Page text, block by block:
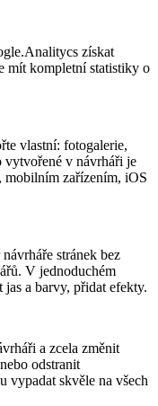
získat
mít kompletní statistiky o
vlastní: fotogalerie,
v návrháři je
mobilním zařízením, iOS
stránek bez
V jednoduchém
a barvy, přidat efekty.
a zcela změnit
odstranit
vypadat skvěle na všech